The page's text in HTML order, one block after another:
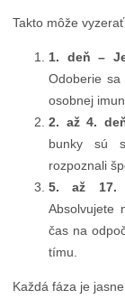
Takto môže
1. deň –
Odoberie
osobnej
2. až 4.
bunky sú
rozpoznali
5. až 17.
Absolvujete
čas na
tímu.
Každá fáza je